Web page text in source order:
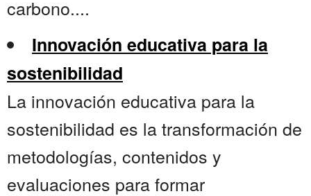
carbono....
Innovación educativa para la
sostenibilidad
La innovación educativa para la
sostenibilidad es la transformación de
metodologías, contenidos y
evaluaciones para formar